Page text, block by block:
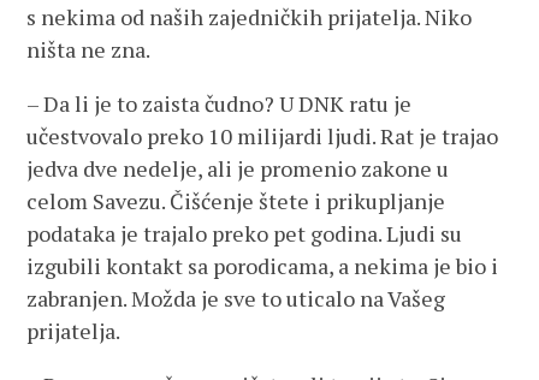
s nekima od naših zajedničkih prijatelja. Niko
ništa ne zna.
– Da li je to zaista čudno? U DNK ratu je
učestvovalo preko 10 milijardi ljudi. Rat je trajao
jedva dve nedelje, ali je promenio zakone u
celom Savezu. Čišćenje štete i prikupljanje
podataka je trajalo preko pet godina. Ljudi su
izgubili kontakt sa porodicama, a nekima je bio i
zabranjen. Možda je sve to uticalo na Vašeg
prijatelja.